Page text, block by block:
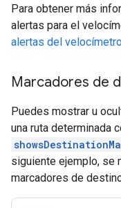
Para obtener más
alertas para el
alertas del
Marcadores de
Puedes mostrar u
una ruta determinada
siguiente ejemplo, se
marcadores de